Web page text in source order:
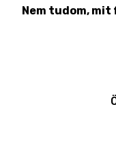
Nem tudom, mit